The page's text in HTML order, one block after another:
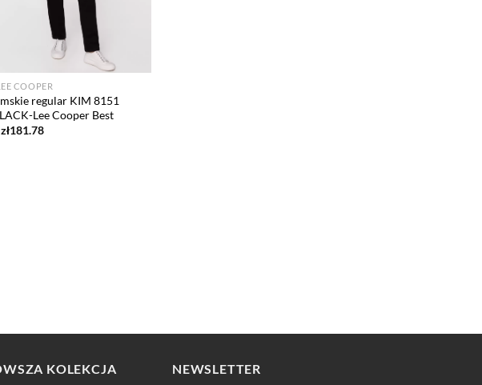
COOPER
regular KIM 8151
Lee Cooper Best
Pierwotna
zł181.78Aktualna
KOLEKCJA NEWSLETTER